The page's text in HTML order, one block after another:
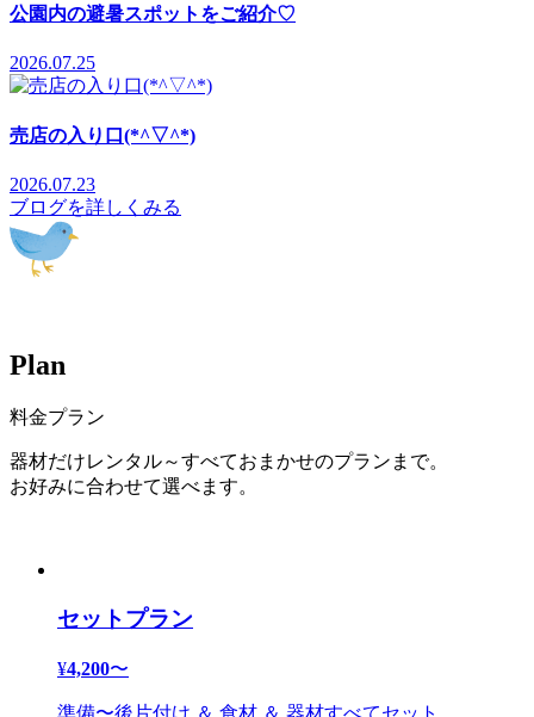
公園内の避暑スポットをご紹介♡
2026.07.25
売店の入り口(*^▽^*)
2026.07.23
ブログを詳しくみる
Plan
料金プラン
器材だけレンタル～すべておまかせのプランまで。
お好みに合わせて選べます。
セットプラン
¥4,200〜
準備〜後片付け ＆ 食材 ＆ 器材すべてセット。